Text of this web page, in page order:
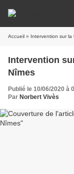
Accueil » Intervention sur la
Intervention
Nîmes
Publié le 10/06/2020 à
Par Norbert Vivès